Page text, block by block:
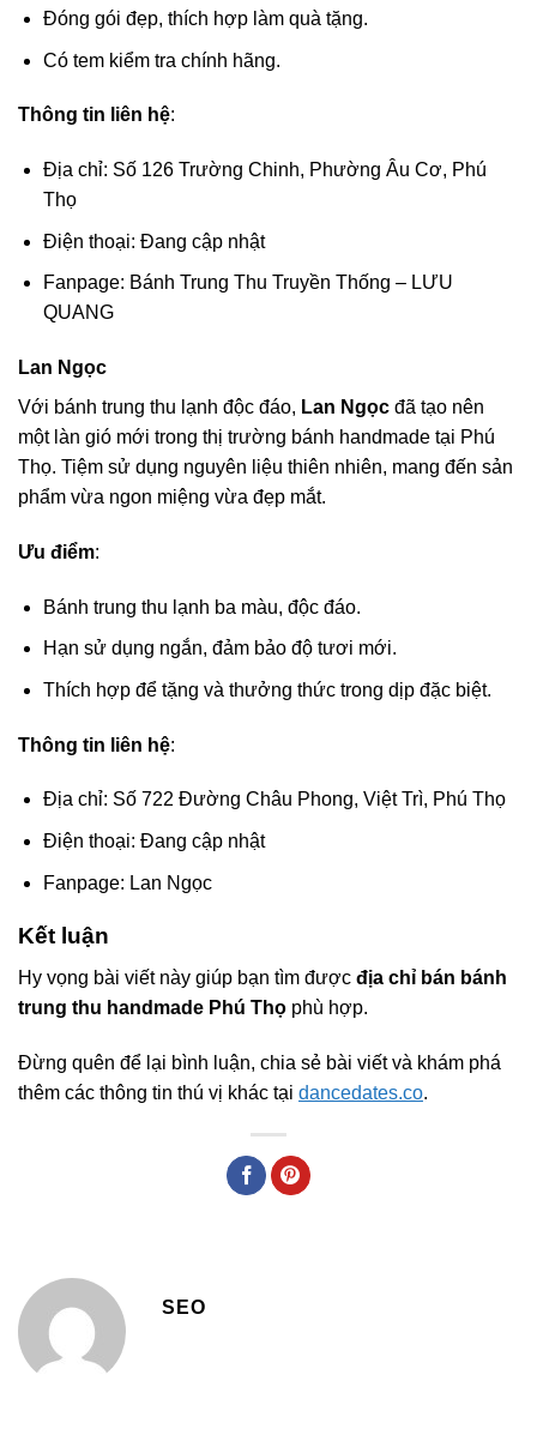
Đóng gói đẹp, thích hợp làm quà tặng.
Có tem kiểm tra chính hãng.
Thông tin liên hệ:
Địa chỉ: Số 126 Trường Chinh, Phường Âu Cơ, Phú
Thọ
Điện thoại: Đang cập nhật
Fanpage: Bánh Trung Thu Truyền Thống – LƯU
QUANG
Lan Ngọc
Với bánh trung thu lạnh độc đáo, Lan Ngọc đã tạo nên
một làn gió mới trong thị trường bánh handmade tại Phú
Thọ. Tiệm sử dụng nguyên liệu thiên nhiên, mang đến sản
phẩm vừa ngon miệng vừa đẹp mắt.
Ưu điểm:
Bánh trung thu lạnh ba màu, độc đáo.
Hạn sử dụng ngắn, đảm bảo độ tươi mới.
Thích hợp để tặng và thưởng thức trong dịp đặc biệt.
Thông tin liên hệ:
Địa chỉ: Số 722 Đường Châu Phong, Việt Trì, Phú Thọ
Điện thoại: Đang cập nhật
Fanpage: Lan Ngọc
Kết luận
Hy vọng bài viết này giúp bạn tìm được địa chỉ bán bánh
trung thu handmade Phú Thọ phù hợp.
Đừng quên để lại bình luận, chia sẻ bài viết và khám phá
thêm các thông tin thú vị khác tại dancedates.co.
SEO